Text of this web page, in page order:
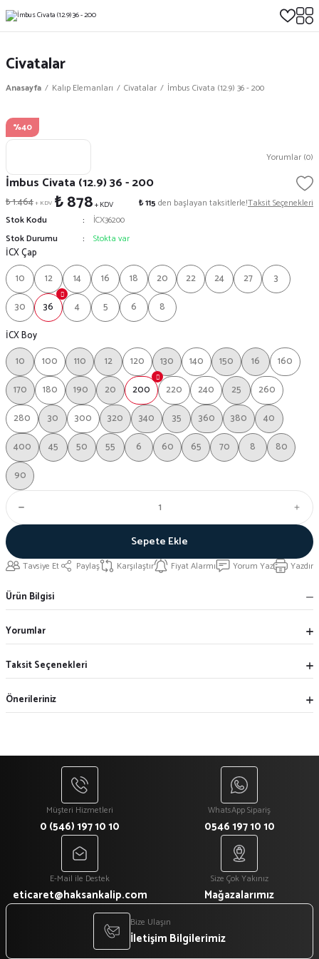
Civatalar
Anasayfa Kalıp Elemanları Civatalar İmbus Civata (12.9) 36 - 200
%40
Yorumlar (0)
İmbus Civata (12.9) 36 - 200
₺ 1.464+ KDV ₺ 878+ KDV ₺ 115 den başlayan taksitlerle!Taksit Seçenekleri
Stok Kodu
İCX36200
Stok Durumu
Stokta var
İCX Çap
10
12 14 16 18 20 22 24 27
3
30
36 4 5 6
8
İCX Boy
10
100 110 12 120 130 140 150 16
160
170
180 190 20 200 220 240 25
260
280
30 300 320 340 35 360 380
40
400
45 50 55 6 60 65 70 8
80
90
Sepete Ekle
Tavsiye Et Paylaş Karşılaştır Fiyat Alarmı Yorum Yaz Yazdır
Ürün Bilgisi
Yorumlar
Taksit Seçenekleri
Önerileriniz
Müşteri Hizmetleri
0 (546) 197 10 10
WhatsApp Sipariş
0546 197 10 10
E-Mail ile Destek
eticaret@haksankalip.com
Size Çok Yakınız
Mağazalarımız
Bize Ulaşın
İletişim Bilgilerimiz